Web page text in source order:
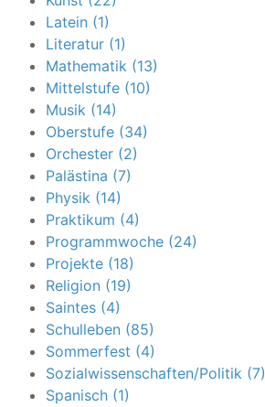
Latein (1)
Literatur (1)
Mathematik (13)
Mittelstufe (10)
Musik (14)
Oberstufe (34)
Orchester (2)
Palästina (7)
Physik (14)
Praktikum (4)
Programmwoche (24)
Projekte (18)
Religion (19)
Saintes (4)
Schulleben (85)
Sommerfest (4)
Sozialwissenschaften/Politik (7)
Spanisch (1)